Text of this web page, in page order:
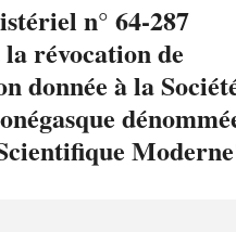
n° 64-287
révocation de
donnée à la